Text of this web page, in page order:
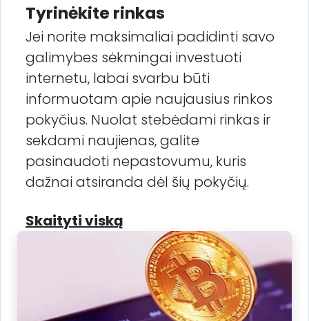
Tyrinėkite rinkas
Jei norite maksimaliai padidinti savo
galimybes sėkmingai investuoti
internetu, labai svarbu būti
informuotam apie naujausius rinkos
pokyčius. Nuolat stebėdami rinkas ir
sekdami naujienas, galite
pasinaudoti nepastovumu, kuris
dažnai atsiranda dėl šių pokyčių.
Skaityti viską